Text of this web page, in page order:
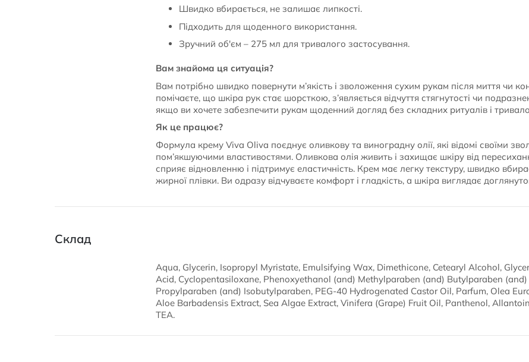
Швидко вбирається, не залишає липкості.
Підходить для щоденного використання.
Зручний об'єм – 275 мл для тривалого застосування.
Вам знайома ця ситуація?
Вам потрібно швидко повернути м’якість і зволоження сухим рукам після миття чи
помічаєте, що шкіра рук стає шорсткою, з’являється відчуття стягнутості чи
якщо ви хочете забезпечити рукам щоденний догляд без складних ритуалів і
Як це працює?
Формула крему Viva Oliva поєднує оливкову та виноградну олії, які відомі своїми
пом’якшуючими властивостями. Оливкова олія живить і захищає шкіру від
сприяє відновленню і підтримує еластичність. Крем має легку текстуру, швидко
жирної плівки. Ви одразу відчуваєте комфорт і гладкість, а шкіра виглядає
Склад
Aqua, Glycerin, Isopropyl Myristate, Emulsifying Wax, Dimethicone, Cetearyl Alcohol,
Acid, Cyclopentasiloxane, Phenoxyethanol (and) Methylparaben (and) Butylparaben
Propylparaben (and) Isobutylparaben, PEG-40 Hydrogenated Castor Oil, Parfum, Olea
Aloe Barbadensis Extract, Sea Algae Extract, Vinifera (Grape) Fruit Oil, Panthenol,
TEA.